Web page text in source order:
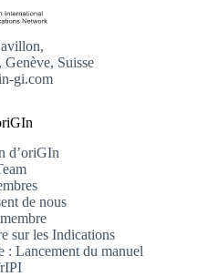
Suisse
gi.com
d’oriGIn
de nous
sur les Indications
: Lancement du manuel